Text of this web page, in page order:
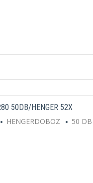
50DB/HENGER 52X
HENGERDOBOZ 50